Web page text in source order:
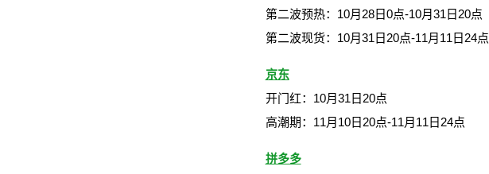
第二波预热：10月28日0点-10月31日20点
第二波现货：10月31日20点-11月11日24点
京东
开门红：10月31日20点
高潮期：11月10日20点-11月11日24点
拼多多